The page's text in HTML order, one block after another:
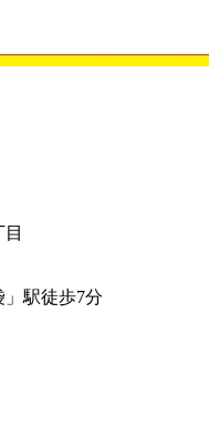
駅徒歩7分